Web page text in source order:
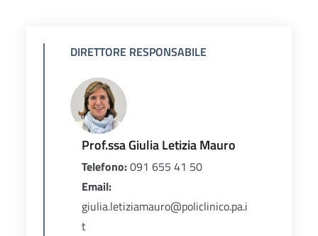
DIRETTORE RESPONSABILE
DIRETTORE RESPONSABILE
Prof.ssa Giulia Letizia Mauro
Telefono:091 655 41 50
Email:
giulia.letiziamauro@policlinico.pa.i
t